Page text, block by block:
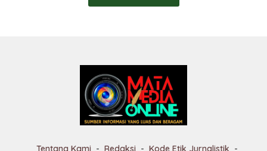
Tentang Kami Redaksi Kode Etik Jurnalistik